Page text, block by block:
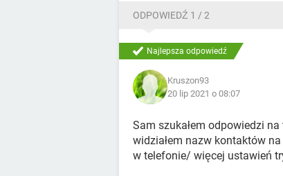
ODPOWIEDŹ 1 / 2
Najlepsza odpowiedź
Kruszon93
20 lip 2021 o 08:07
Sam szukałem odpowiedzi
widziałem nazw kontaktów
w telefonie/ więcej ustawień